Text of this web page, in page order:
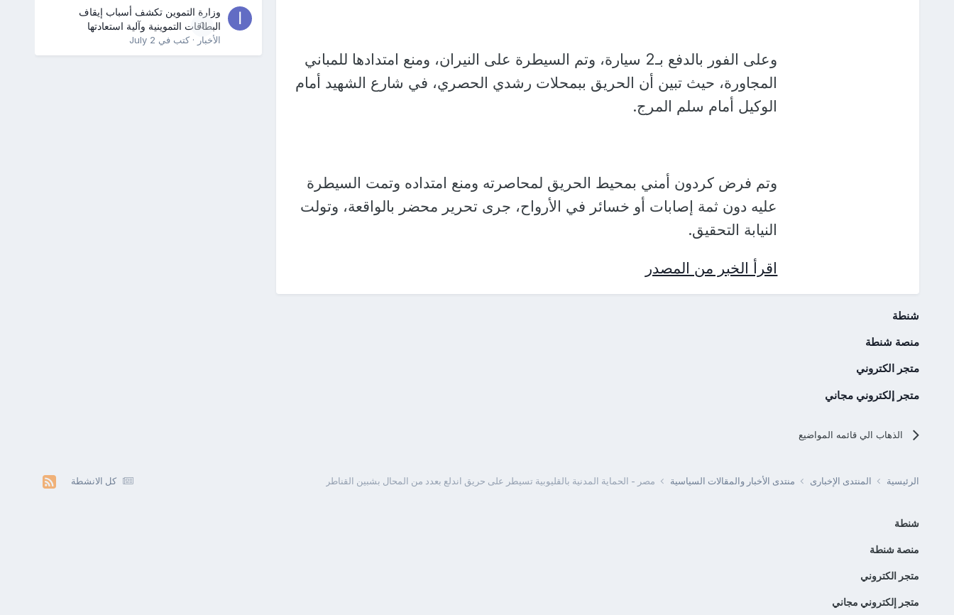
وعلى الفور بالدفع بـ2 سيارة، وتم السيطرة على النيران، ومنع امتدادها للمباني
المجاورة، حيث تبين أن الحريق ببمحلات رشدي الحصري، في شارع الشهيد أمام
الوكيل أمام سلم المرج.
وتم فرض كردون أمني بمحيط الحريق لمحاصرته ومنع امتداده وتمت السيطرة
عليه دون ثمة إصابات أو خسائر في الأرواح، جرى تحرير محضر بالواقعة، وتولت
النيابة التحقيق.
اقرأ الخبر من المصدر
شنطة
منصة شنطة
متجر الكتروني
متجر إلكتروني مجاني
الذهاب الي قائمه المواضيع
0
وزارة التموين تكشف أسباب إيقاف
البطاقات التموينية وآلية استعادتها
الأخبار · كتب في July 2
كل الانشطة الرئيسية المنتدى الإخبارى منتدى الأخبار والمقالات السياسية مصر - الحماية المدنية بالقليوبية تسيطر على حريق اندلع بعدد من المحال بشبين القناطر
شنطة
منصة شنطة
متجر الكتروني
متجر إلكتروني مجاني